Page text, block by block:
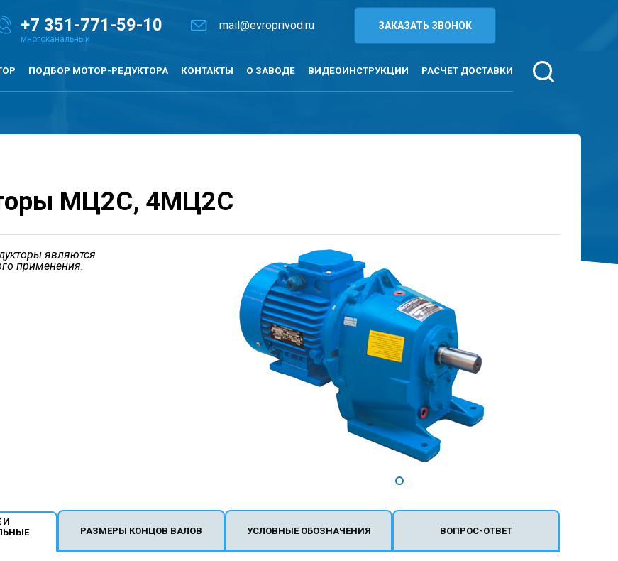
+7 351-771-59-10 mail@evroprivod.ru ЗАКАЗАТЬ ЗВОНОК
ПОДБОР МОТОР-РЕДУКТОРА КОНТАКТЫ О ЗАВОДЕ ВИДЕОИНСТРУКЦИИ РАСЧЕТ ДОСТАВКИ
МЦ2С, 4МЦ2С
являются
применения.
И
РАЗМЕРЫ КОНЦОВ ВАЛОВ УСЛОВНЫЕ ОБОЗНАЧЕНИЯ ВОПРОС-ОТВЕТ